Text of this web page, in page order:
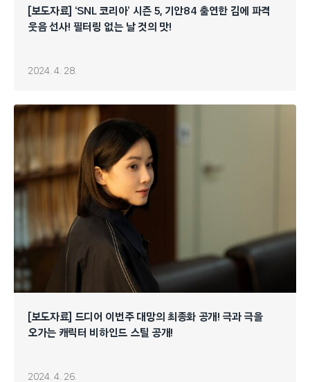
[보도자료] ‘SNL 코리아’ 시즌 5, 기안84 출연한 김에 파격
웃음 선사! 필터링 없는 날 것의 맛!
2024. 4. 28.
[보도자료] 드디어 이번주 대망의 최종화 공개! 극과 극을
오가는 캐릭터 비하인드 스틸 공개!
2024. 4. 26.